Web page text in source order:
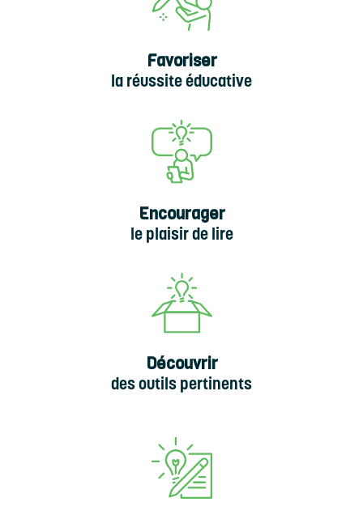
Favoriser
la réussite éducative
Encourager
le plaisir de lire
Découvrir
des outils pertinents